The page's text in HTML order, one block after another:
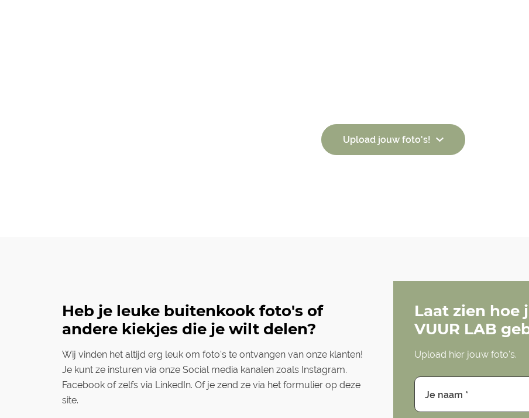
Upload jouw foto's!
Heb je leuke buitenkook foto's of
andere kiekjes die je wilt delen?
Wij vinden het altijd erg leuk om foto's te ontvangen van onze klanten!
Je kunt ze insturen via onze Social media kanalen zoals Instagram.
Facebook of zelfs via LinkedIn. Of je zend ze via het formulier op deze
site.
Laat zien hoe
VUUR LAB
Upload hier jouw foto's.
Je naam *